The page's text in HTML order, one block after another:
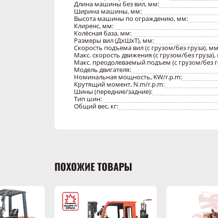
Длина машины без вил, мм:
Ширина машины, мм:
Высота машины по ограждению, мм:
Клиренс, мм:
Колёсная база, мм:
Размеры вил (ДхШхТ), мм:
Скорость подъема вил (с грузом/без груза),
Макс. скорость движения (с грузом/без
Макс. преодолеваемый подъем (с грузом/без
Модель двигателя:
Номинальная мощность, KW/r.p.m:
Крутящий момент, N.m/r.p.m:
Шины (передние/задние):
Тип шин:
Общий вес, кг:
ПОХОЖИЕ ТОВАРЫ